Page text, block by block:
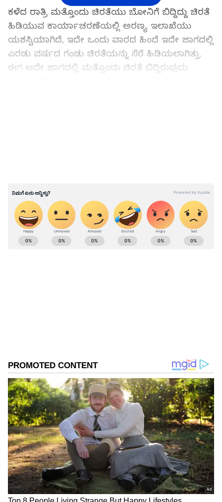
ಕಳೆದ ರಾತ್ರಿ ಮತ್ತೊಂದು ಚಿರತೆಯು ಬೋನಿಗೆ ಬಿದ್ದಿದ್ದು ಚಿರತೆ
ಹಿಡಿಯುವ ಕಾರ್ಯಾಚರಣೆಯಲ್ಲಿ ಅರಣ್ಯ ಇಲಾಖೆಯು
ಯಶಸ್ವಿಯಾಗಿದೆ, ಇದೇ ಒಂದು ವಾರದ ಹಿಂದೆ ಇದೇ ಜಾಗದಲ್ಲಿ
ಎರಡು ವರ್ಷದ ಗಂಡು ಚಿರತೆಯನ್ನು ಸೆರೆ ಹಿಡಿಯಲಾಗಿತ್ತು,
ಈಗ ಅದೇ ಜಾಗದಲ್ಲಿ ಮತ್ತೊಂದು ಚಿರತೆ ಬಿದ್ದಿರುವುದು
ಉರುಳಿಗೆ ಸಿಲುಕಿ ಚಿರತೆ ಸಾವು:ಕಿನ್ನಿಗೋಳಿ ಸಮೀಪದ
ಐಕಳ ಗ್ರಾಮ ಪಂಚಾಯಿತಿ ವ್ಯಾಪ್ತಿಯ ಉಳೆಪಾಡಿ ಮಿತ್ತಬೆಟ್ಟು
ABOUT THE AUTHOR